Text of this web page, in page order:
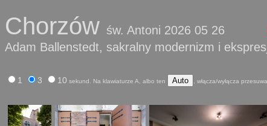
Chorzów św. Antoni 2026 05 26
Adam Ballenstedt, sakralny modernizm i
1 3 10 sekund. Na klawiaturze A, albo ten Auto , włącza/wyłącza